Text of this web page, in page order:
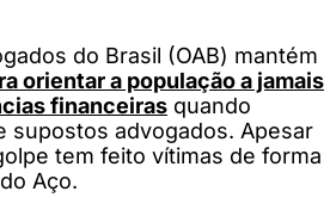
do Brasil (OAB) mantém
orientar a população a jamais
financeiras quando
supostos advogados. Apesar
tem feito vítimas de forma
Aço.